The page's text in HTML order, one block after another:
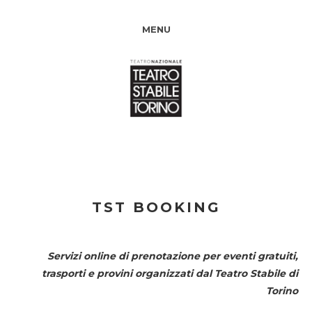
MENU
TST BOOKING
Servizi online di prenotazione per eventi gratuiti,
trasporti e provini organizzati dal Teatro Stabile di
Torino